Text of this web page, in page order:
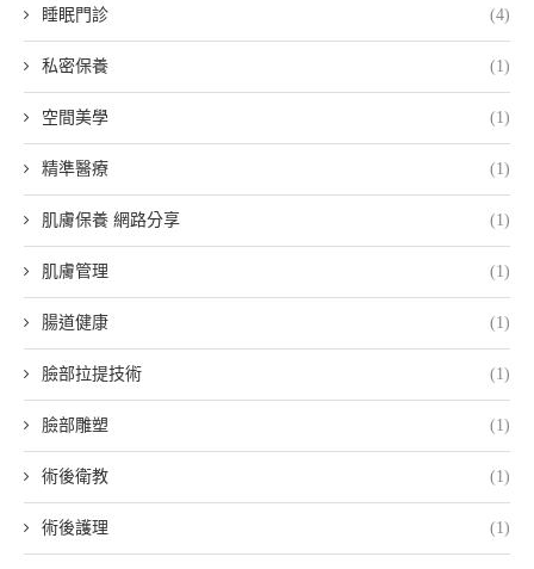
睡眠門診 (4)
私密保養 (1)
空間美學 (1)
精準醫療 (1)
肌膚保養 網路分享 (1)
肌膚管理 (1)
腸道健康 (1)
臉部拉提技術 (1)
臉部雕塑 (1)
術後衛教 (1)
術後護理 (1)